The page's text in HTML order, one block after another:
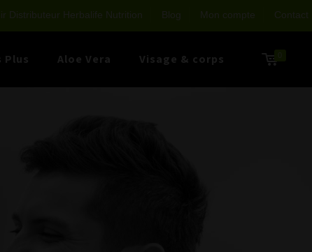
Distributeur Herbalife Nutrition Blog Mon compte Contact
Plus Aloe Vera Visage & corps